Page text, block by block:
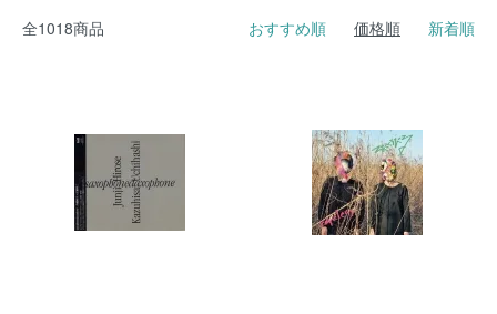
全1018商品 おすすめ順 価格順 新着順